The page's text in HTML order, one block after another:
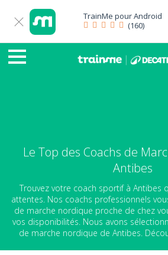
TrainMe pourAndroid
(160)
Le Top des Coachs de
Antibes
Trouvez votre coach sportif à Antibes
attentes. Nos coachs professionnels
de marche nordique proche de chez
vos disponibilités. Nous avons
de marche nordique de Antibes.